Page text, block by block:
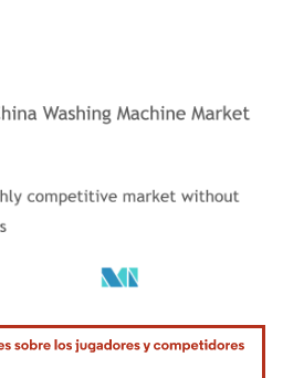
requiere atribución según CC BY 4.0.